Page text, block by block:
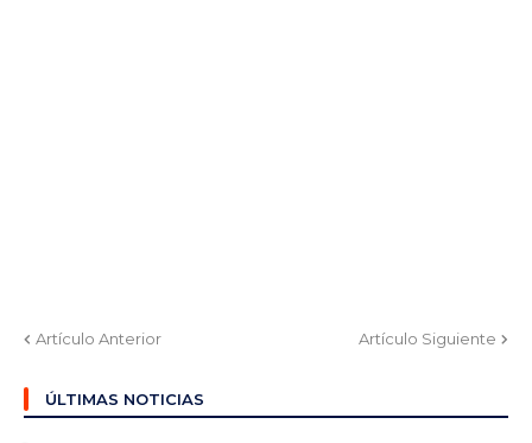
Artículo Anterior Artículo Siguiente
ÚLTIMAS NOTICIAS